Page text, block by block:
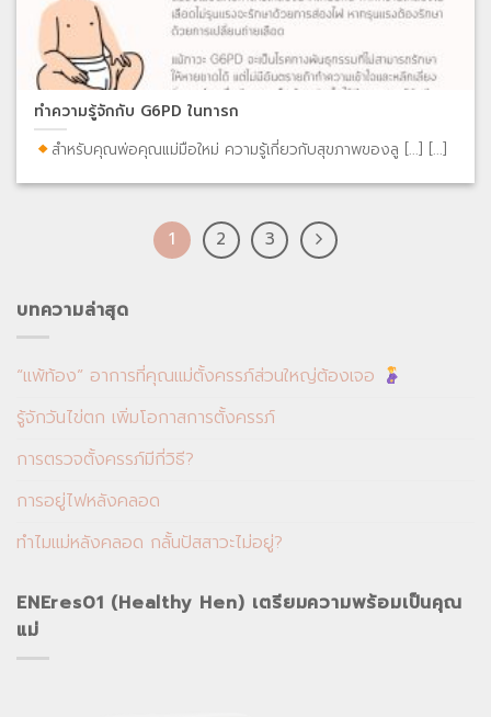
ทำความรู้จักกับ G6PD ในทารก
สำหรับคุณพ่อคุณแม่มือใหม่ ความรู้เกี่ยวกับสุขภาพของลู [...] [...]
1 2 3
บทความล่าสุด
“แพ้ท้อง” อาการที่คุณแม่ตั้งครรภ์ส่วนใหญ่ต้องเจอ
รู้จักวันไข่ตก เพิ่มโอกาสการตั้งครรภ์
การตรวจตั้งครรภ์มีกี่วิธี?
การอยู่ไฟหลังคลอด
ทำไมแม่หลังคลอด กลั้นปัสสาวะไม่อยู่?
ENEres01 (Healthy Hen) เตรียมความพร้อมเป็นคุณ
แม่